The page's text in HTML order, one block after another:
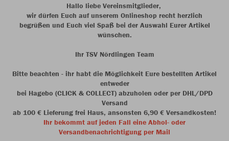
Hallo liebe Vereinsmitglieder,
wir dürfen Euch auf unserem Onlineshop recht herzlich
begrüßen und Euch viel Spaß bei der Auswahl Eurer Artikel
wünschen.
Ihr TSV Nördlingen Team
Bitte beachten - ihr habt die Möglichkeit Eure bestellten Artikel
entweder
bei Hagebo (CLICK & COLLECT) abzuholen oder per DHL/DPD
Versand
ab 100 € Lieferung frei Haus, ansonsten 6,90 € Versandkosten!
Ihr bekommt auf jeden Fall eine Abhol- oder
Versandbenachrichtigung per Mail